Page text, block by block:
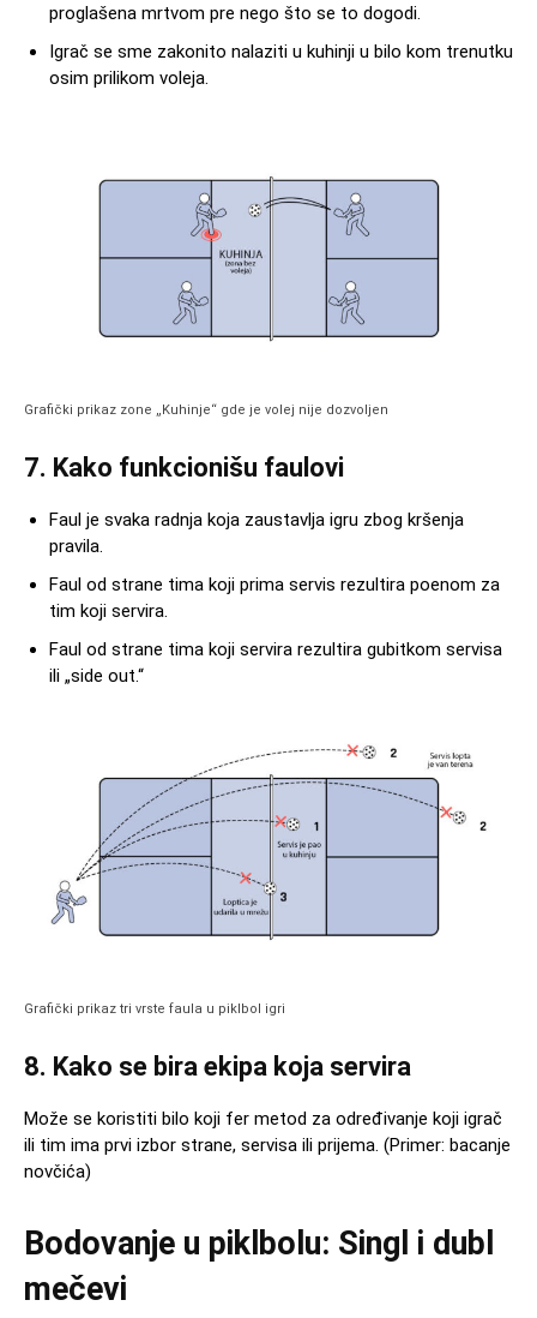
proglašena mrtvom pre nego što se to dogodi.
Igrač se sme zakonito nalaziti u kuhinji u bilo kom trenutku
osim prilikom voleja.
Grafički prikaz zone „Kuhinje“ gde je volej nije dozvoljen
7. Kako funkcionišu faulovi
Faul je svaka radnja koja zaustavlja igru zbog kršenja
pravila.
Faul od strane tima koji prima servis rezultira poenom za
tim koji servira.
Faul od strane tima koji servira rezultira gubitkom servisa
ili „side out.“
Grafički prikaz tri vrste faula u piklbol igri
8. Kako se bira ekipa koja servira
Može se koristiti bilo koji fer metod za određivanje koji igrač
ili tim ima prvi izbor strane, servisa ili prijema. (Primer: bacanje
novčića)
Bodovanje u piklbolu: Singl i dubl
mečevi